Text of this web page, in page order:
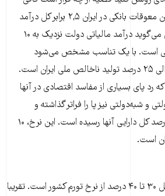
است به آنها بگویید که میزان معوقات بانکی در ایران ۲,۵ برابر کل درآمد
مالیاتی کشور است. مجلس می‌گوید درآمد مالیاتی دولت نزدیک به ۱۰
است. با یک تناسب مشخص می‌شود
معوقات بانکی به اندازه ۲۰ الی ۲۵ درصد تولید ناخالص ملی ایران است.
رد پای بسیاری از مفاسد اقتصادی در آنها
و شبه‌دولتی نیز پا را فراتر گذاشته و
معوقات بانکی آنها به ۲۵ درصد کل دارایی آنها رسیده است. این نرخ، ۱۰
است.
این میزان معوقه بانکی عامل ۳۰ تا ۴۰ درصد از نرخ تورم کشور است. تقریبا